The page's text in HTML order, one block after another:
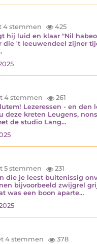
4 stemmen
425
hij luid en klaar "Nil
die 't leeuwendeel zijner
4 stemmen
261
Lezeressen - en
deze kreten Leugens,
de studio Lang…
5 stemmen
231
die je leest buitenissig
bijvoorbeeld zwijgrel
was een boon aparte…
4 stemmen
378